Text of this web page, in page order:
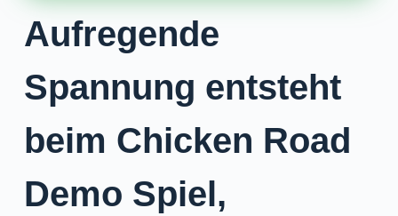
Aufregende
Spannung entsteht
beim Chicken Road
Demo Spiel,